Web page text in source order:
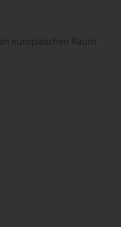
europäischen Raum